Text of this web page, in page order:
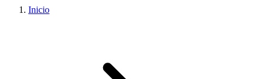
Inicio